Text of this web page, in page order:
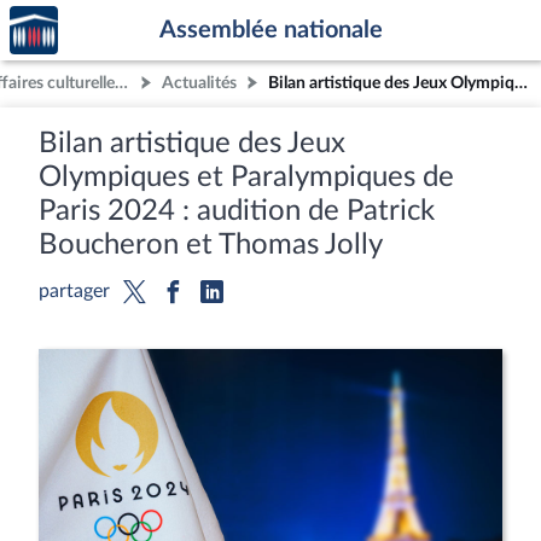
Aller au contenu
Aller en bas de la page
Accèder
à la
page
d'accueil
Assemblée nationale
Commission des affaires culturelles et de l'éducation Actualités Bilan artistique des Jeux Olympiques et Paralympiques de Paris 2024 : audition de Patrick Boucheron et Thomas Jolly
Bilan artistique des Jeux
Olympiques et Paralympiques de
Paris 2024 : audition de Patrick
Boucheron et Thomas Jolly
partager